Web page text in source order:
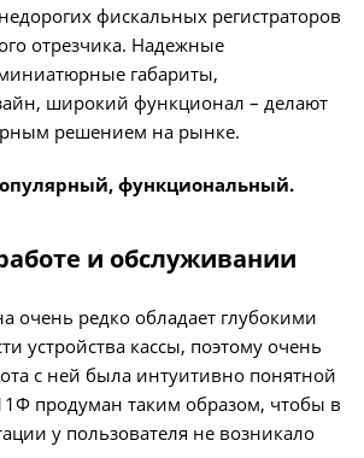
фискальных регистраторов
отрезчика. Надежные
габариты,
широкий функционал – делают
решением на рынке.
функциональный.
и обслуживании
очень редко обладает глубокими
устройства кассы, поэтому очень
с ней была интуитивно понятной
продуман таким образом, чтобы в
у пользователя не возникало